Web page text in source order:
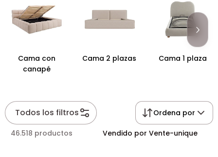
acabados modernos, encuentre la cama ideal entre
nuestra selección de 1 o 2 plazas para crear un
espacio de descanso a su medida.
Cama con
canapé
Cama 2 plazas Cama 1 plaza
Todos los filtros Ordena por
46.518 productos Vendido por Vente-unique